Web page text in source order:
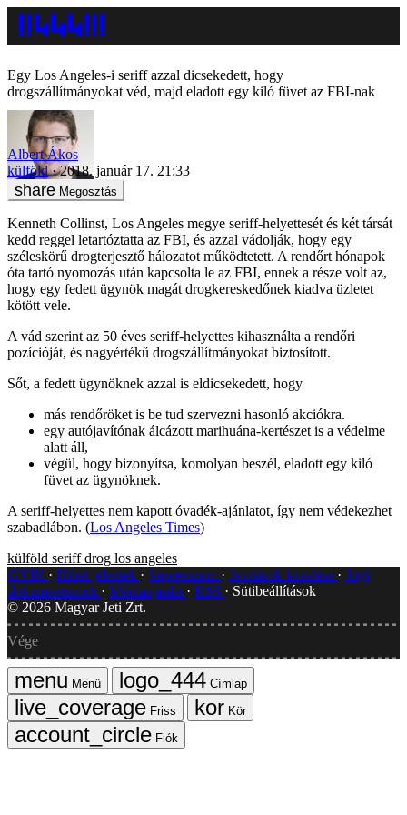
Egy Los Angeles-i seriff azzal dicsekedett, hogy
drogszállítmányokat véd, majd eladott egy kiló füvet az FBI-nak
Albert Ákos
külföld
2018. január 17. 21:33
Megosztás
Kenneth Collinst, Los Angeles megye seriff-helyettesét és két társát
kedd reggel letartóztatta az FBI, és azzal vádolják, hogy egy
széleskörű drogterjesztő hálozatot működtetett. A rendőrt hónapok
óta tartó nyomozás után kapcsolta le az FBI, ennek a része volt az,
hogy egy fedett ügynök magát drogkereskedőnek kiadva üzletet
kötött vele.
A vád szerint az 50 éves seriff-helyettes kihasználta a rendőri
pozícióját, és nagyértékű drogszállítmányokat biztosított.
Sőt, a fedett ügynöknek azzal is eldicsekedett, hogy
más rendőröket is be tud szervezni hasonló akciókra.
egy autójavítónak álcázott marihuána-kertészet is a védelme
alatt áll,
végül, hogy bizonyítsa, komolyan beszél, eladott egy kiló
füvet az ügynöknek.
A seriff-helyettes nem kapott óvadék-ajánlatot, így nem védekezhet
szabadlábon. (Los Angeles Times)
külföld seriff drog los angeles
GYIK
Hibát jelentek Impresszum Javítások kezelése
Jogi
dokumentumok
Médiaajánlat RSS
Sütibeállítások
© 2026 Magyar Jeti Zrt.
Vége
Menü
Címlap
Friss
Kör
Fiók